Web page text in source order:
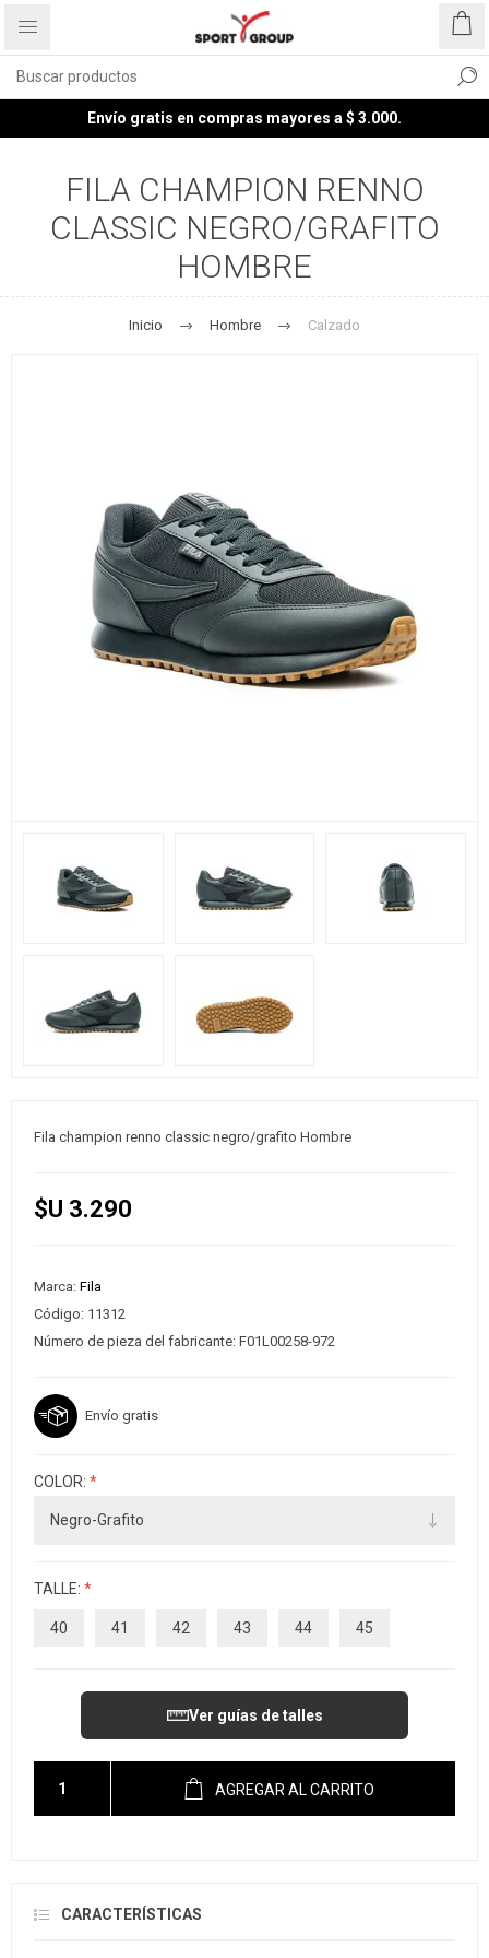
Envío gratis en compras mayores a $ 3.000.
FILA CHAMPION RENNO
CLASSIC NEGRO/GRAFITO
HOMBRE
Inicio Hombre Calzado
Fila champion renno classic negro/grafito Hombre
$U 3.290
Marca: Fila
Código: 11312
Número de pieza del fabricante: F01L00258-972
Envío gratis
COLOR: *
TALLE: *
40 41 42 43 44 45
Ver guías de talles
AGREGAR AL CARRITO
CARACTERÍSTICAS